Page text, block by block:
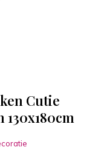
Cutie